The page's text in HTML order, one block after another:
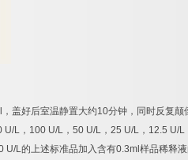
，盖好后室温静置大约10分钟，同时反复颠
U/L ， 100 U/L ， 50 U/L ， 25 U/L ， 12.5 U/L
U/L的上述标准品加入含有0.3ml 样品稀释